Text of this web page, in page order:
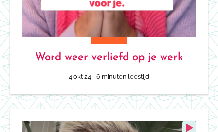
Word weer verliefd op je werk
4 okt 24 - 6 minuten leestijd